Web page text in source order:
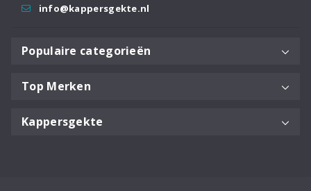
info@kappersgekte.nl
Populaire categorieën
Top Merken
Kappersgekte